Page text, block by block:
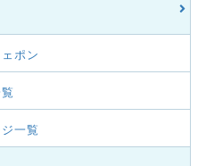
ポン
一覧